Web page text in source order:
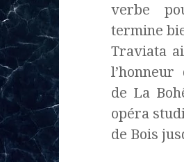
verbe
termine
Traviata
l’honneur
de La
opéra
de Bois